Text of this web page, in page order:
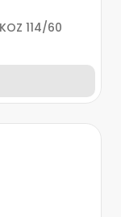
114/60